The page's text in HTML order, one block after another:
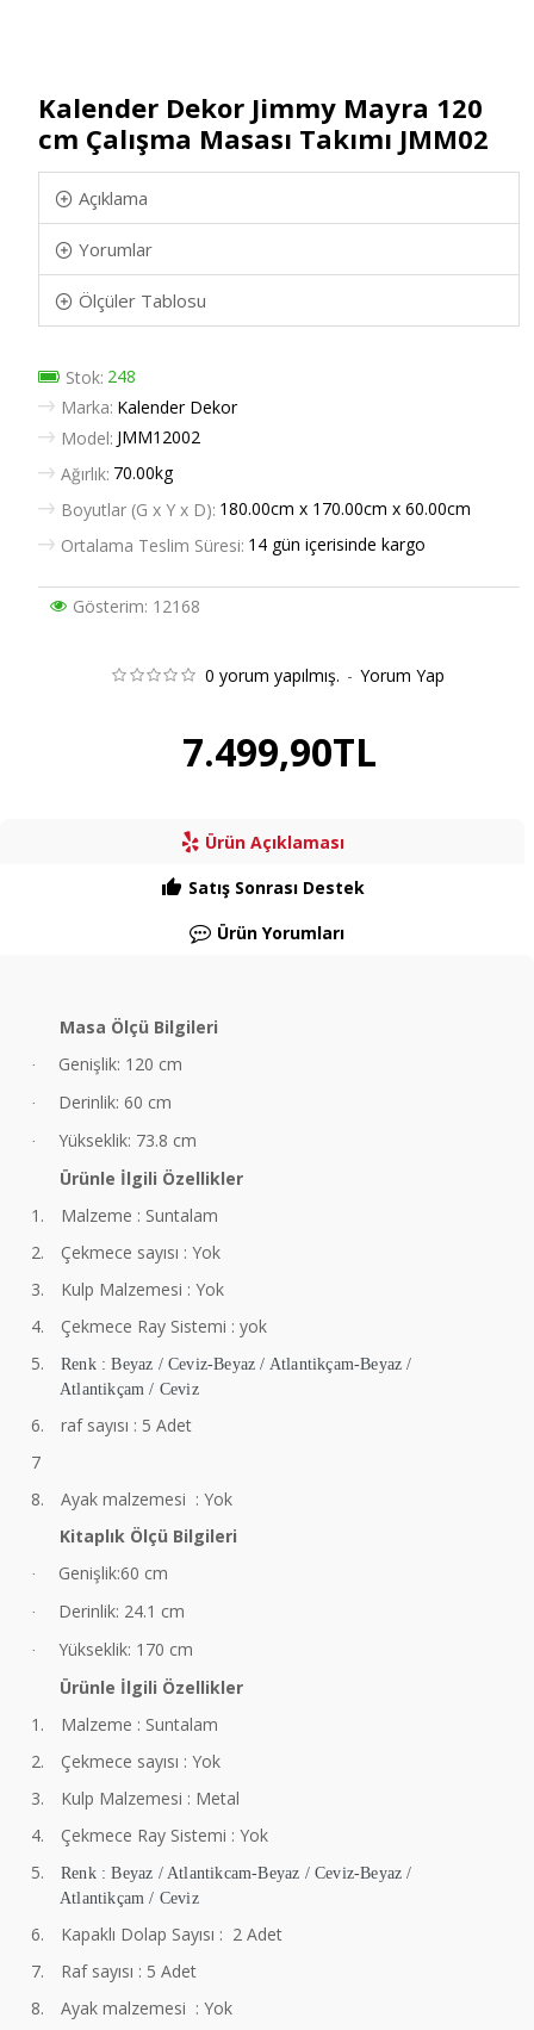
Kalender Dekor Jimmy Mayra 120
cm Çalışma Masası Takımı JMM02
Açıklama
Yorumlar
Ölçüler Tablosu
Stok: 248
Marka: Kalender Dekor
Model: JMM12002
Ağırlık: 70.00kg
Boyutlar (G x Y x D): 180.00cm x 170.00cm x 60.00cm
Ortalama Teslim Süresi: 14 gün içerisinde kargo
Gösterim: 12168
0 yorum yapılmış. - Yorum Yap
7.499,90TL
Ürün Açıklaması
Satış Sonrası Destek
Ürün Yorumları
Masa Ölçü Bilgileri
· Genişlik: 120 cm
· Derinlik: 60 cm
·
Yükseklik: 73.8 cm
Ürünle İlgili Özellikler
1.
Malzeme : Suntalam
2.
Çekmece sayısı : Yok
3.
Kulp Malzemesi : Yok
4.
Çekmece Ray Sistemi : yok
5.
Renk : Beyaz / Ceviz-Beyaz / Atlantikçam-Beyaz /
Atlantikçam / Ceviz
6.
raf sayısı : 5 Adet
7
8.
Ayak malzemesi : Yok
Kitaplık Ölçü Bilgileri
· Genişlik:60 cm
· Derinlik: 24.1 cm
·
Yükseklik: 170 cm
Ürünle İlgili Özellikler
1.
Malzeme : Suntalam
2.
Çekmece sayısı : Yok
3.
Kulp Malzemesi : Metal
4.
Çekmece Ray Sistemi : Yok
5.
Renk : Beyaz / Atlantikcam-Beyaz / Ceviz-Beyaz /
Atlantikçam / Ceviz
6.
Kapaklı Dolap Sayısı : 2 Adet
7.
Raf sayısı : 5 Adet
8.
Ayak malzemesi : Yok